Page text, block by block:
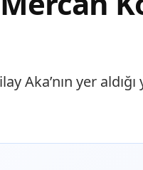
Aka’nın yer